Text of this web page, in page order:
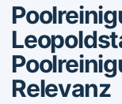
Relevanz